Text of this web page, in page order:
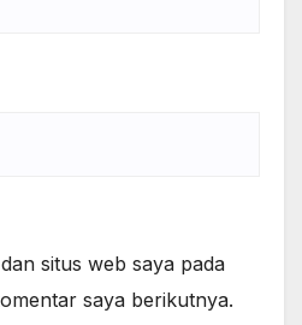
situs web saya pada
saya berikutnya.